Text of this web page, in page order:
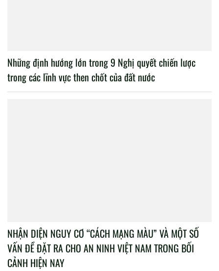
Những định hướng lớn trong 9 Nghị quyết chiến lược
trong các lĩnh vực then chốt của đất nước
NHẬN DIỆN NGUY CƠ “CÁCH MẠNG MÀU” VÀ MỘT SỐ
VẤN ĐỀ ĐẶT RA CHO AN NINH VIỆT NAM TRONG BỐI
CẢNH HIỆN NAY